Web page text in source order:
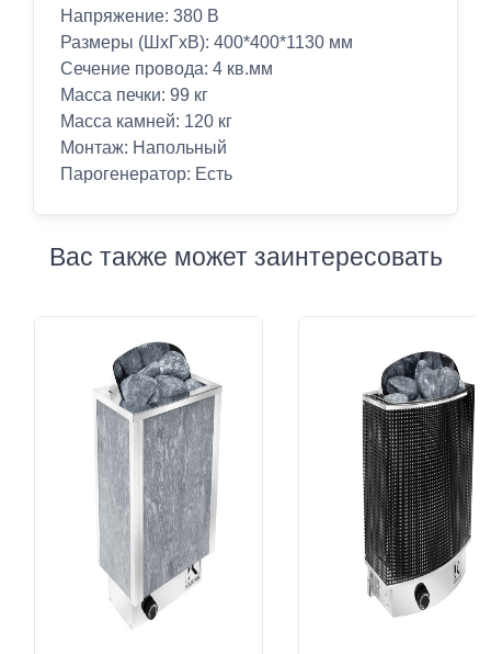
Напряжение: 380 В
Размеры (ШхГхВ): 400*400*1130 мм
Сечение провода: 4 кв.мм
Масса печки: 99 кг
Масса камней: 120 кг
Монтаж: Напольный
Парогенератор: Есть
Вас также может заинтересовать